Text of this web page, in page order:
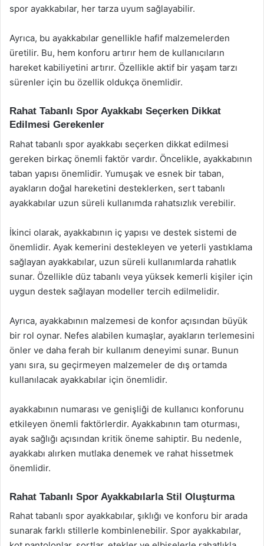
spor ayakkabılar, her tarza uyum sağlayabilir.
Ayrıca, bu ayakkabılar genellikle hafif malzemelerden
üretilir. Bu, hem konforu artırır hem de kullanıcıların
hareket kabiliyetini artırır. Özellikle aktif bir yaşam tarzı
sürenler için bu özellik oldukça önemlidir.
Rahat Tabanlı Spor Ayakkabı Seçerken Dikkat
Edilmesi Gerekenler
Rahat tabanlı spor ayakkabı seçerken dikkat edilmesi
gereken birkaç önemli faktör vardır. Öncelikle, ayakkabının
taban yapısı önemlidir. Yumuşak ve esnek bir taban,
ayakların doğal hareketini desteklerken, sert tabanlı
ayakkabılar uzun süreli kullanımda rahatsızlık verebilir.
İkinci olarak, ayakkabının iç yapısı ve destek sistemi de
önemlidir. Ayak kemerini destekleyen ve yeterli yastıklama
sağlayan ayakkabılar, uzun süreli kullanımlarda rahatlık
sunar. Özellikle düz tabanlı veya yüksek kemerli kişiler için
uygun destek sağlayan modeller tercih edilmelidir.
Ayrıca, ayakkabının malzemesi de konfor açısından büyük
bir rol oynar. Nefes alabilen kumaşlar, ayakların terlemesini
önler ve daha ferah bir kullanım deneyimi sunar. Bunun
yanı sıra, su geçirmeyen malzemeler de dış ortamda
kullanılacak ayakkabılar için önemlidir.
ayakkabının numarası ve genişliği de kullanıcı konforunu
etkileyen önemli faktörlerdir. Ayakkabının tam oturması,
ayak sağlığı açısından kritik öneme sahiptir. Bu nedenle,
ayakkabı alırken mutlaka denemek ve rahat hissetmek
önemlidir.
Rahat Tabanlı Spor Ayakkabılarla Stil Oluşturma
Rahat tabanlı spor ayakkabılar, şıklığı ve konforu bir arada
sunarak farklı stillerle kombinlenebilir. Spor ayakkabılar,